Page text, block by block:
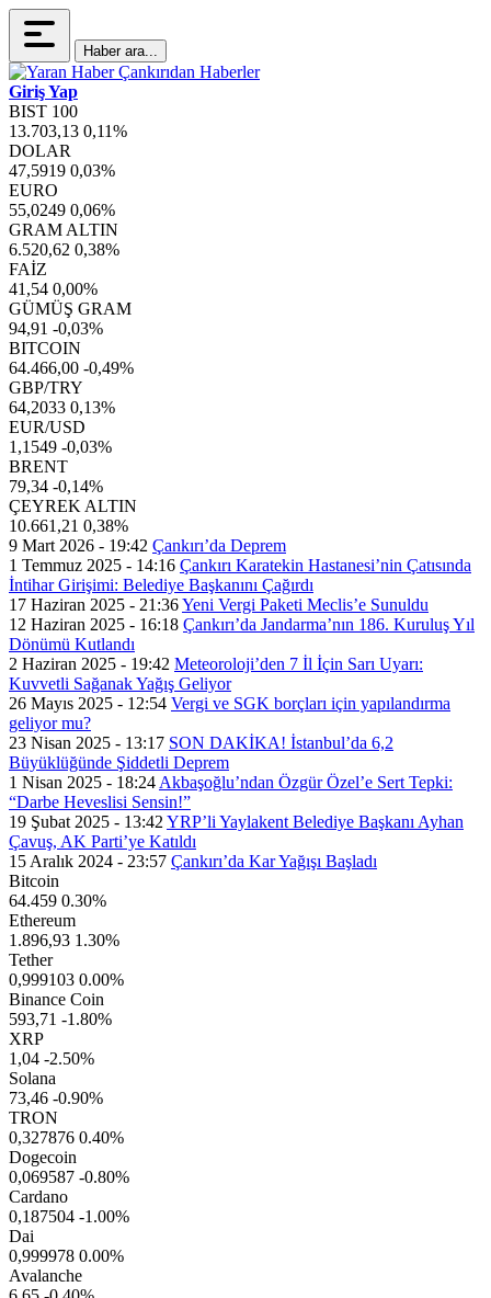
Haber ara...
Giriş Yap
BIST 100
13.703,13 0,11%
DOLAR
47,5919 0,03%
EURO
55,0249 0,06%
GRAM ALTIN
6.520,62 0,38%
FAİZ
41,54 0,00%
GÜMÜŞ GRAM
94,91 -0,03%
BITCOIN
64.466,00 -0,49%
GBP/TRY
64,2033 0,13%
EUR/USD
1,1549 -0,03%
BRENT
79,34 -0,14%
ÇEYREK ALTIN
10.661,21 0,38%
9 Mart 2026 - 19:42 Çankırı’da Deprem
1 Temmuz 2025 - 14:16 Çankırı Karatekin Hastanesi’nin Çatısında
İntihar Girişimi: Belediye Başkanını Çağırdı
17 Haziran 2025 - 21:36Yeni Vergi Paketi Meclis’e Sunuldu
12 Haziran 2025 - 16:18 Çankırı’da Jandarma’nın 186. Kuruluş Yıl
Dönümü Kutlandı
2 Haziran 2025 - 19:42 Meteoroloji’den 7 İl İçin Sarı Uyarı:
Kuvvetli Sağanak Yağış Geliyor
26 Mayıs 2025 - 12:54 Vergi ve SGK borçları için yapılandırma
geliyor mu?
23 Nisan 2025 - 13:17 SON DAKİKA! İstanbul’da 6,2
Büyüklüğünde Şiddetli Deprem
1 Nisan 2025 - 18:24 Akbaşoğlu’ndan Özgür Özel’e Sert Tepki:
“Darbe Heveslisi Sensin!”
19 Şubat 2025 - 13:42 YRP’li Yaylakent Belediye Başkanı Ayhan
Çavuş, AK Parti’ye Katıldı
15 Aralık 2024 - 23:57 Çankırı’da Kar Yağışı Başladı
Bitcoin
64.459 0.30%
Ethereum
1.896,93 1.30%
Tether
0,999103 0.00%
Binance Coin
593,71 -1.80%
XRP
1,04 -2.50%
Solana
73,46 -0.90%
TRON
0,327876 0.40%
Dogecoin
0,069587 -0.80%
Cardano
0,187504 -1.00%
Dai
0,999978 0.00%
Avalanche